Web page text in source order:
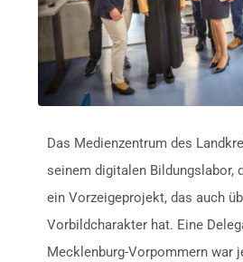
Das Medienzentrum des
seinem digitalen Bildungslabor,
ein Vorzeigeprojekt, das auch
Vorbildcharakter hat. Eine
Mecklenburg-Vorpommern war